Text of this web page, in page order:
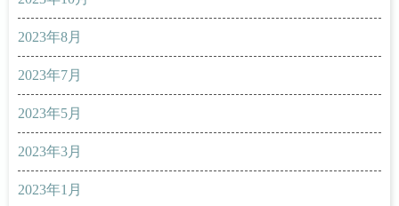
2023年8月
2023年7月
2023年5月
2023年3月
2023年1月